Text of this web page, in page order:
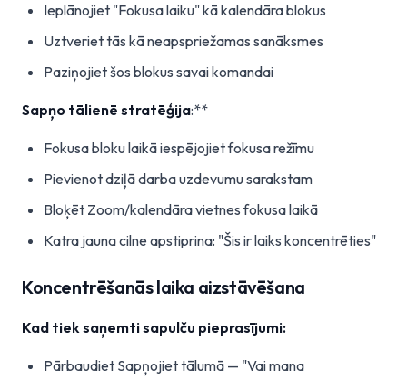
Ieplānojiet "Fokusa laiku" kā kalendāra blokus
Uztveriet tās kā neapspriežamas sanāksmes
Paziņojiet šos blokus savai komandai
Sapņo tālienē stratēģija:**
Fokusa bloku laikā iespējojiet fokusa režīmu
Pievienot dziļā darba uzdevumu sarakstam
Bloķēt Zoom/kalendāra vietnes fokusa laikā
Katra jauna cilne apstiprina: "Šis ir laiks koncentrēties"
Koncentrēšanās laika aizstāvēšana
Kad tiek saņemti sapulču pieprasījumi:
Pārbaudiet Sapņojiet tālumā — "Vai mana